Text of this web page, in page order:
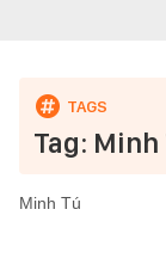
Tag: Minh
Minh Tú